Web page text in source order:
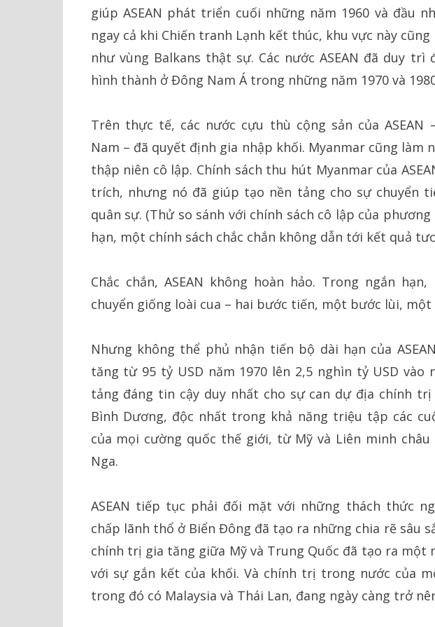
giúp ASEAN phát triển cuối những năm 1960 và đầu
ngay cả khi Chiến tranh Lạnh kết thúc, khu vực này
như vùng Balkans thật sự. Các nước ASEAN đã duy
hình thành ở Đông Nam Á trong những năm 1970 và
Trên thực tế, các nước cựu thù cộng sản của ASEAN
Nam – đã quyết định gia nhập khối. Myanmar cũng làm
thập niên cô lập. Chính sách thu hút Myanmar của
trích, nhưng nó đã giúp tạo nền tảng cho sự chuyển
quân sự. (Thử so sánh với chính sách cô lập của
hạn, một chính sách chắc chắn không dẫn tới kết quả
Chắc chắn, ASEAN không hoàn hảo. Trong ngắn
chuyển giống loài cua – hai bước tiến, một bước lùi, một
Nhưng không thể phủ nhận tiến bộ dài hạn của
tăng từ 95 tỷ USD năm 1970 lên 2,5 nghìn tỷ USD vào
tảng đáng tin cậy duy nhất cho sự can dự địa chính trị
Bình Dương, độc nhất trong khả năng triệu tập các
của mọi cường quốc thế giới, từ Mỹ và Liên minh châu
Nga.
ASEAN tiếp tục phải đối mặt với những thách thức
chấp lãnh thổ ở Biển Đông đã tạo ra những chia rẽ sâu
chính trị gia tăng giữa Mỹ và Trung Quốc đã tạo ra một
với sự gắn kết của khối. Và chính trị trong nước của
trong đó có Malaysia và Thái Lan, đang ngày càng trở